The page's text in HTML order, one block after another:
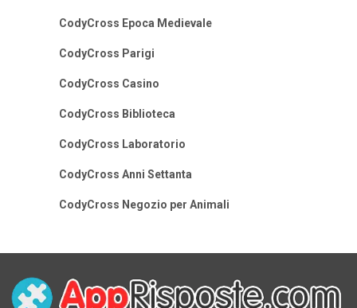
CodyCross Epoca Medievale
CodyCross Parigi
CodyCross Casino
CodyCross Biblioteca
CodyCross Laboratorio
CodyCross Anni Settanta
CodyCross Negozio per Animali